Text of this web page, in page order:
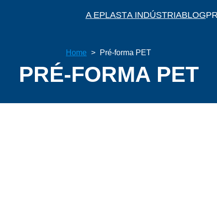
A EPLASTA INDÚSTRIABLOG
Home > Pré-forma PET
PRÉ-FORMA PET